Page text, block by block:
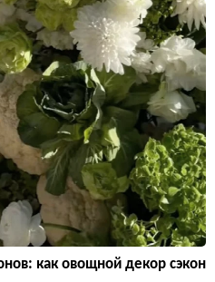
как овощной декор сэкон